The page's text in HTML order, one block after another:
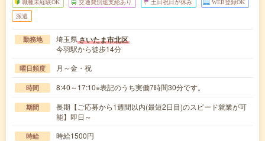
職種未経験OK 交通費別途支給あり 土日祝日が休み WEB登録OK
派遣
勤務地 埼玉県さいたま市北区
今羽駅から徒歩14分
曜日頻度 月～金・祝
時間 8:40～17:10※表記のうち実働7時間30分です。
期間
長期【ご応募から1週間以内(最短2日目)のスピード就業が可
能】即日～
時給 時給1500円